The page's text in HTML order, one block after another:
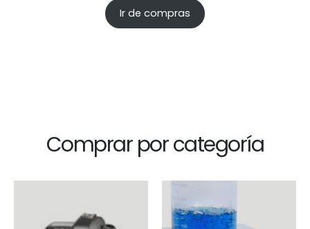
Ir de compras
Comprar por categoría